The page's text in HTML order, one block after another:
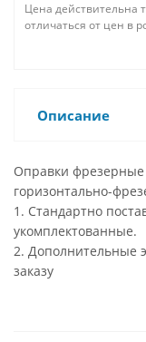
Цена действительна
отличаться от цен в
Описание
Оправки фрезерные
горизонтально-
1. Стандартно
укомплектованные.
2. Дополнительные
заказу